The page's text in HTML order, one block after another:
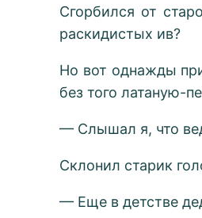
Сгорбился от
раскидистых ив?
Но вот однажды
без того латаную-
— Слышал я, что
Склонил старик
— Еще в детстве